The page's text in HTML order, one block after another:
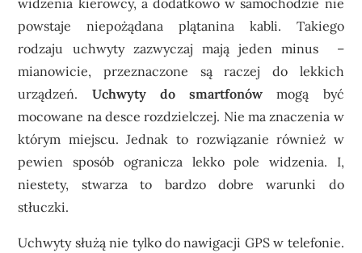
widzenia kierowcy, a dodatkowo w samochodzie nie
powstaje niepożądana plątanina kabli. Takiego
rodzaju uchwyty zazwyczaj mają jeden minus –
mianowicie, przeznaczone są raczej do lekkich
urządzeń. Uchwyty do smartfonów mogą być
mocowane na desce rozdzielczej. Nie ma znaczenia w
którym miejscu. Jednak to rozwiązanie również w
pewien sposób ogranicza lekko pole widzenia. I,
niestety, stwarza to bardzo dobre warunki do
stłuczki.
Uchwyty służą nie tylko do nawigacji GPS w telefonie.